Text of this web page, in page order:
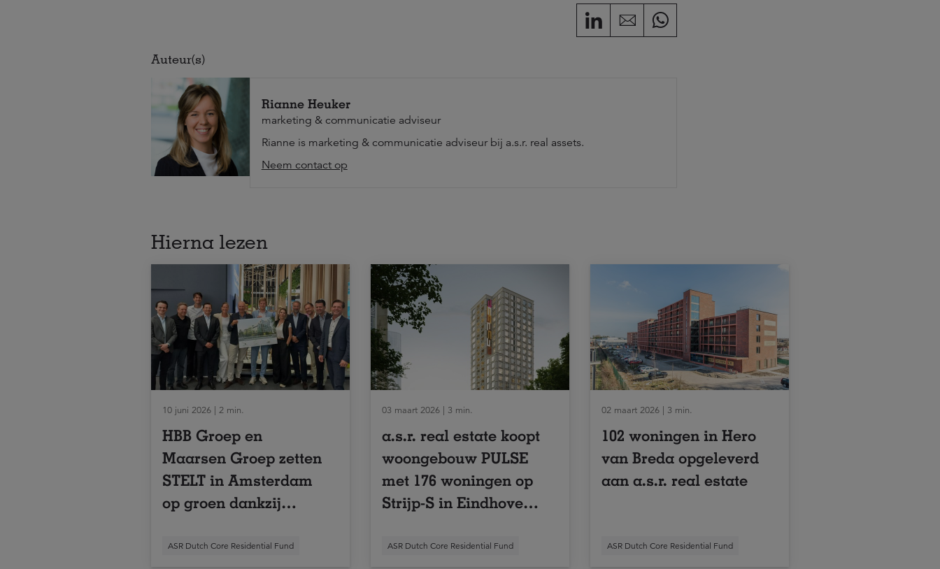
Auteur(s)
Rianne Heuker
marketing & communicatie adviseur
Rianne is marketing & communicatie adviseur bij a.s.r. real assets.
Neem contact op
Hierna lezen
10 juni 2026 | 2 min.
HBB Groep en
Maarsen Groep zetten
STELT in Amsterdam
op groen dankzij
a.s.r. real assets
ASR Dutch Core Residential Fund
03 maart 2026 | 3 min.
a.s.r. real estate koopt
woongebouw PULSE
met 176 woningen op
Strijp-S in Eindhoven
ASR Dutch Core Residential Fund
02 maart 2026 | 3 min.
102 woningen in Hero
van Breda opgeleverd
aan a.s.r. real estate
ASR Dutch Core Residential Fund